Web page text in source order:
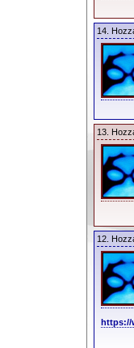
14.
13.
12.
https://